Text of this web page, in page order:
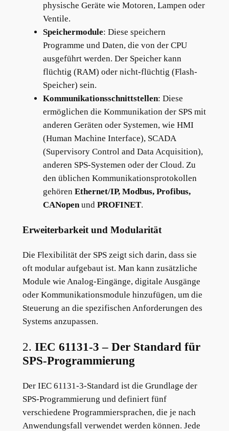
physische Geräte wie Motoren, Lampen oder
Ventile.
Speichermodule: Diese speichern
Programme und Daten, die von der CPU
ausgeführt werden. Der Speicher kann
flüchtig (RAM) oder nicht-flüchtig (Flash-
Speicher) sein.
Kommunikationsschnittstellen: Diese
ermöglichen die Kommunikation der SPS mit
anderen Geräten oder Systemen, wie HMI
(Human Machine Interface), SCADA
(Supervisory Control and Data Acquisition),
anderen SPS-Systemen oder der Cloud. Zu
den üblichen Kommunikationsprotokollen
gehören Ethernet/IP, Modbus, Profibus,
CANopenund PROFINET.
Erweiterbarkeit und Modularität
Die Flexibilität der SPS zeigt sich darin, dass sie
oft modular aufgebaut ist. Man kann zusätzliche
Module wie Analog-Eingänge, digitale Ausgänge
oder Kommunikationsmodule hinzufügen, um die
Steuerung an die spezifischen Anforderungen des
Systems anzupassen.
2. IEC 61131-3 – Der Standard für
SPS-Programmierung
Der IEC 61131-3-Standard ist die Grundlage der
SPS-Programmierung und definiert fünf
verschiedene Programmiersprachen, die je nach
Anwendungsfall verwendet werden können. Jede